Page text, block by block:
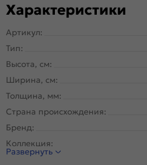
Характеристики
Артикул:
Тип:
Высота, см:
Ширина, см:
Толщина, мм:
Страна происхождения:
Бренд:
Коллекция:
Стиль:
Развернуть